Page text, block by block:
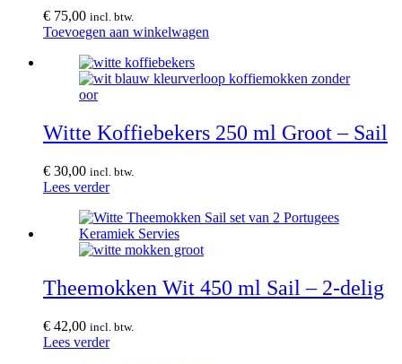
€ 75,00 incl. btw.
Toevoegen aan winkelwagen
Witte Koffiebekers 250 ml Groot – Sail
€ 30,00 incl. btw.
Lees verder
Theemokken Wit 450 ml Sail – 2-delig
€ 42,00 incl. btw.
Lees verder